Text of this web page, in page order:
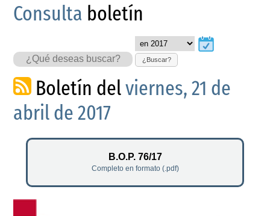
Consulta boletín
¿Buscar?
Boletín delviernes, 21 de
abril de 2017
B.O.P. 76/17
Completo en formato (.pdf)